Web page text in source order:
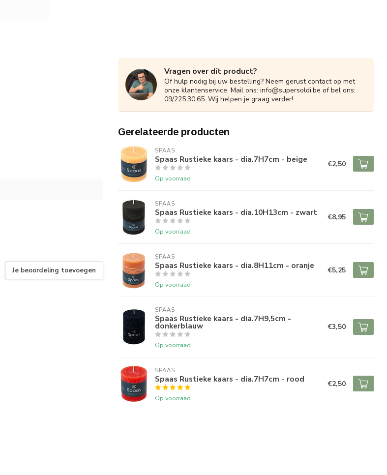
Je beoordeling toevoegen
Vragen over dit product?
Of hulp nodig bij uw bestelling? Neem gerust contact op met
onze klantenservice. Mail ons: info@supersoldi.be of bel ons:
09/225.30.65. Wij helpen je graag verder!
Gerelateerde producten
SPAAS
Spaas Rustieke kaars - dia.7H7cm - beige
Op voorraad
€2,50
SPAAS
Spaas Rustieke kaars - dia.10H13cm - zwart
Op voorraad
€8,95
SPAAS
Spaas Rustieke kaars - dia.8H11cm - oranje
Op voorraad
€5,25
SPAAS
Spaas Rustieke kaars - dia.7H9,5cm -
donkerblauw
Op voorraad
€3,50
SPAAS
Spaas Rustieke kaars - dia.7H7cm - rood
Op voorraad
€2,50